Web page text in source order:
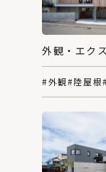
外観・エク
#外観#陸屋根